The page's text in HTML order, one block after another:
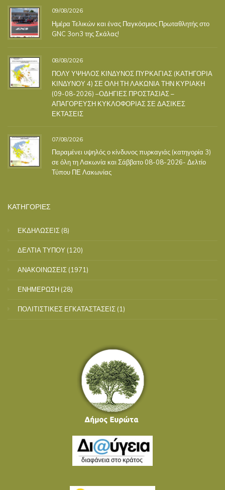
09/08/2026
Ημέρα Τελικών και ένας Παγκόσμιος Πρωταθλητής στο
GNC 3on3 της Σκάλας!
08/08/2026
ΠΟΛΥ ΥΨΗΛΟΣ ΚΙΝΔΥΝΟΣ ΠΥΡΚΑΓΙΑΣ (ΚΑΤΗΓΟΡΙΑ
ΚΙΝΔΥΝΟΥ 4) ΣΕ ΟΛΗ ΤΗ ΛΑΚΩΝΙΑ ΤΗΝ ΚΥΡΙΑΚΗ
(09-08-2026) –ΟΔΗΓΙΕΣ ΠΡΟΣΤΑΣΙΑΣ –
ΑΠΑΓΟΡΕΥΣΗ ΚΥΚΛΟΦΟΡΙΑΣ ΣΕ ΔΑΣΙΚΕΣ
ΕΚΤΑΣΕΙΣ
07/08/2026
Παραμένει υψηλός ο κίνδυνος πυρκαγιάς (κατηγορία 3)
σε όλη τη Λακωνία και Σάββατο 08-08-2026- Δελτίο
Τύπου ΠΕ Λακωνίας
ΚΑΤΗΓΟΡΙΕΣ
ΕΚΔΗΛΩΣΕΙΣ (8)
ΔΕΛΤΙΑ ΤΥΠΟΥ (120)
ΑΝΑΚΟΙΝΩΣΕΙΣ (1971)
ΕΝΗΜΕΡΩΣΗ (28)
ΠΟΛΙΤΙΣΤΙΚΕΣ ΕΓΚΑΤΑΣΤΑΣΕΙΣ (1)